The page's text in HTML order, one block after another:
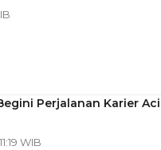
Perjalanan Karier
WIB